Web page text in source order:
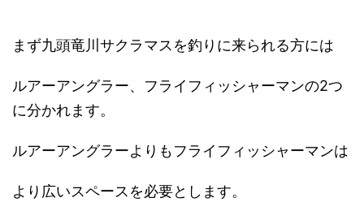
まず九頭竜川サクラマスを釣りに来られる方には
ルアーアングラー、フライフィッシャーマンの2つ
に分かれます。
ルアーアングラーよりもフライフィッシャーマンは
より広いスペースを必要とします。